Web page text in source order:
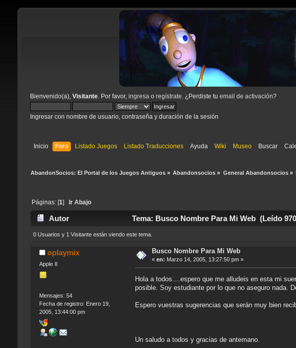
Bienvenido(a), Visitante. Por favor, ingresa o regístrate . ¿Perdiste tu email de activación?
Ingresar con nombre de usuario, contraseña y duración de la sesión
Inicio Foro Listado Juegos Listado Traducciones Ayuda Wiki Museo Buscar
AbandonSocios: El Portal de los Juegos Antiguos» Abandonsocios » General Abandonsocios»
Páginas: [ 1 Ir Abajo
Autor Tema: Busco Nombre Para Mi Web (Leído
0 Usuarios y 1 Visitante están viendo este tema.
oplaymix
Apple II
Mensajes: 54
Fecha de registro: Enero 19,
2005, 13:44:00 pm
Busco Nombre Para Mi Web
« en: Marzo 14, 2005, 13:27:50 pm »
Hola a todos....espero que me alludeis en esta mi
posible. Soy estudiante por lo que no aseguro nada.
Espero vuestras sugerencias que serán muy bien
Un saludo a todos y gracias de antemano.